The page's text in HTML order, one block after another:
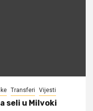
Transferi Vijesti
seli u Milvoki